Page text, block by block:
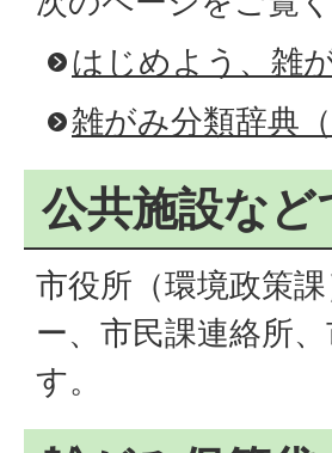
はじめよう、雑
雑がみ分類辞典（
公共施設な
市役所（環境政策
ー、市民課連絡所
す。